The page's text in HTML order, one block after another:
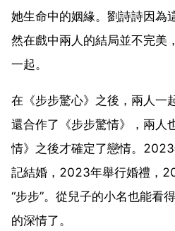
她生命中的姻緣。劉詩詩因為
然在戲中兩人的結局並不完美
一起。
在《步步驚心》之後，兩人一
還合作了《步步驚情》，兩人
情》之後才確定了戀情。
記結婚，2023年舉行婚禮，
“步步”。從兒子的小名也能看
的深情了。